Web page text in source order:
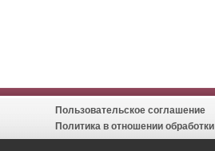
Пользовательское соглашение
Политика в отношении обработки
персональных данных